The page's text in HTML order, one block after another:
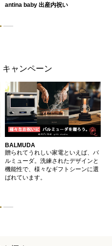
antina baby 出産内祝い
ャンペーン
BALMUDA
贈られてうれしい家電といえば、バ
ルミューダ。洗練されたデザインと
機能性で、様々なギフトシーンに選
ばれています。